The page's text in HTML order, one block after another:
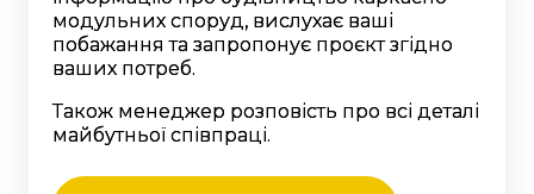
модульних споруд, вислухає ваші
побажання та запропонує проєкт згідно
ваших потреб.
Також менеджер розповість про всі деталі
майбутньої співпраці.